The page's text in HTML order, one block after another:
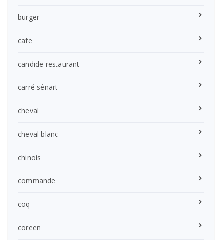
burger
cafe
candide restaurant
carré sénart
cheval
cheval blanc
chinois
commande
coq
coreen